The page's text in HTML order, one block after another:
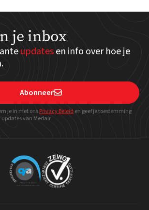
je inbox
updatesen info over hoe je
Abonneer
je in met onsPrivacy Beleid en geefje toestemming
van Medair.